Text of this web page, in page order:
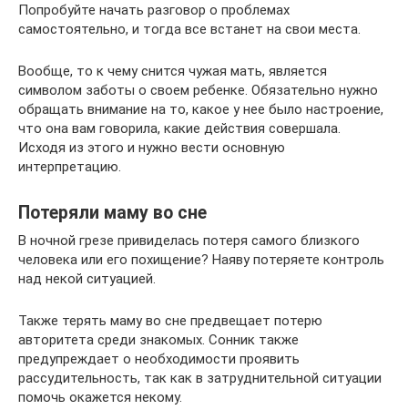
Попробуйте начать разговор о проблемах
самостоятельно, и тогда все встанет на свои места.
Вообще, то к чему снится чужая мать, является
символом заботы о своем ребенке. Обязательно нужно
обращать внимание на то, какое у нее было настроение,
что она вам говорила, какие действия совершала.
Исходя из этого и нужно вести основную
интерпретацию.
Потеряли маму во сне
В ночной грезе привиделась потеря самого близкого
человека или его похищение? Наяву потеряете контроль
над некой ситуацией.
Также терять маму во сне предвещает потерю
авторитета среди знакомых. Сонник также
предупреждает о необходимости проявить
рассудительность, так как в затруднительной ситуации
помочь окажется некому.